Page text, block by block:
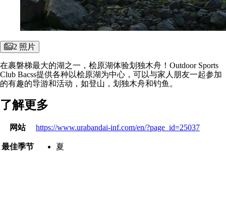
2 照片
在裹磐梯最大的湖之一，桧原湖体验划独木舟！Outdoor Sports
Club Bacss提供各种以桧原湖为中心，可以与家人朋友一起参加
的有趣的导游和活动，如登山，划独木舟和钓鱼。
了解更多
更
多
网站 https://www.urabandai-inf.com/en/?page_id=25037
最佳季节 夏